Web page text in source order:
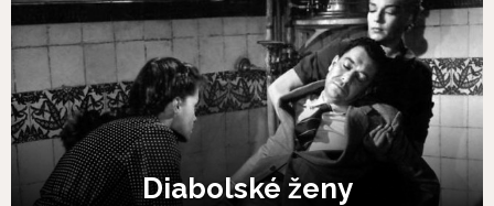
Diabolské ženy